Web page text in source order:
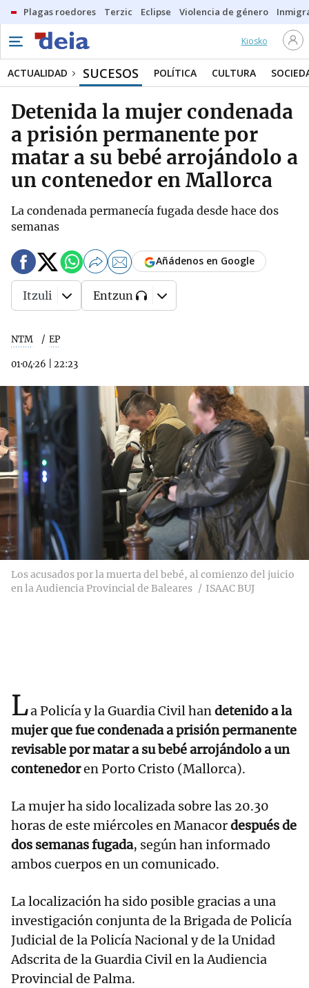
Plagas roedores Terzic Eclipse Violencia de género
Kiosko
ACTUALIDAD SUCESOS POLÍTICA CULTURA
Detenida la mujer condenada
a prisión permanente por
matar a su bebé arrojándolo a
un contenedor en Mallorca
La condenada permanecía fugada desde hace dos
semanas
NTM EP
01·04·26 22:23
Añádenos en Google
Itzuli Entzun
Los acusados por la muerta del bebé, al comienzo del juicio
en la Audiencia Provincial de Baleares
ISAAC BUJ
La Policía y la Guardia Civil handetenido a la
mujer que fue condenada a prisión permanente
revisable por matar a su bebé arrojándolo a un
contenedoren Porto Cristo (Mallorca).
La mujer ha sido localizada sobre las 20.30
horas de este miércoles en Manacordespués de
dos semanas fugada, según han informado
ambos cuerpos en un comunicado.
La localización ha sido posible gracias a una
investigación conjunta de la Brigada de Policía
Judicial de la Policía Nacional y de la Unidad
Adscrita de la Guardia Civil en la Audiencia
Provincial de Palma.